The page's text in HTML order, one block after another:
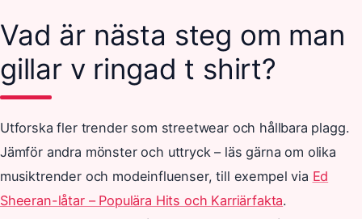
Vad är nästa steg om man
gillar v ringad t shirt?
Utforska fler trender som streetwear och hållbara plagg.
Jämför andra mönster och uttryck – läs gärna om olika
musiktrender och modeinfluenser, till exempel via Ed
Sheeran-låtar – Populära Hits och Karriärfakta.